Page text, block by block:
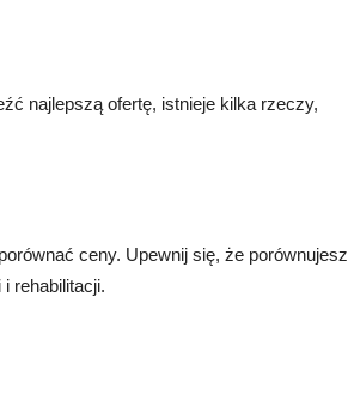
najlepszą ofertę, istnieje kilka rzeczy,
ceny. Upewnij się, że porównujesz
rehabilitacji.